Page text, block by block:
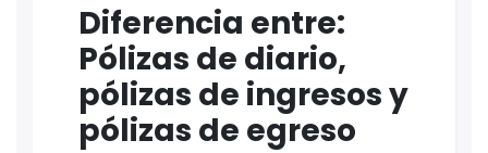
Diferencia entre:
Pólizas de diario,
pólizas de ingresos y
pólizas de egreso